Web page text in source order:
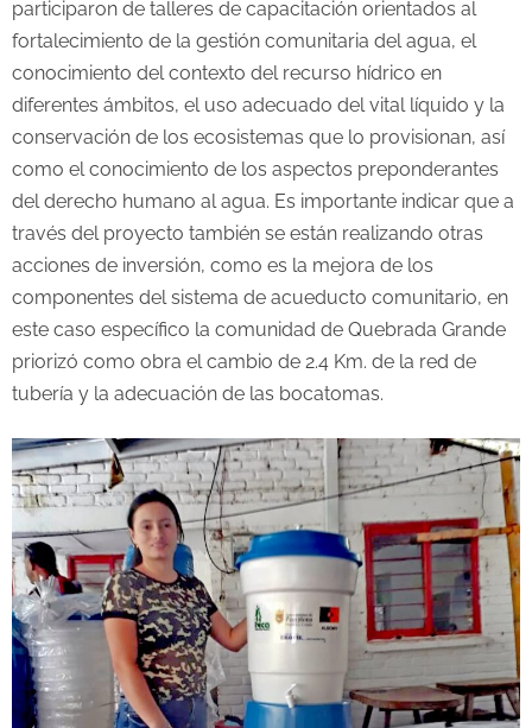
participaron de talleres de capacitación orientados al
fortalecimiento de la gestión comunitaria del agua, el
conocimiento del contexto del recurso hídrico en
diferentes ámbitos, el uso adecuado del vital líquido y la
conservación de los ecosistemas que lo provisionan, así
como el conocimiento de los aspectos preponderantes
del derecho humano al agua. Es importante indicar que a
través del proyecto también se están realizando otras
acciones de inversión, como es la mejora de los
componentes del sistema de acueducto comunitario, en
este caso específico la comunidad de Quebrada Grande
priorizó como obra el cambio de 2.4 Km. de la red de
tubería y la adecuación de las bocatomas.